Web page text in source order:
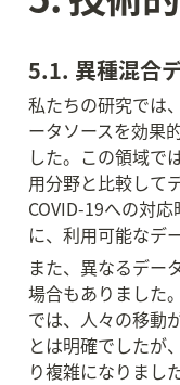
5.1. 異種混合
私たちの研究では
ータソースを効果
した。この領域で
用分野と比較して
COVID-19への対
に、利用可能なデ
また、異なるデー
場合もありました
では、人々の移動
とは明確でしたが
り複雑になりました